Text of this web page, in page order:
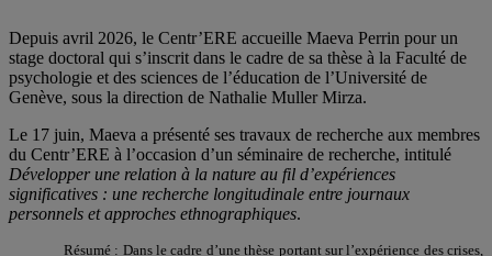
Depuis avril 2026, le Centr’ERE accueille Maeva Perrin pour un
stage doctoral qui s’inscrit dans le cadre de sa thèse à la Faculté de
psychologie et des sciences de l’éducation de l’Université de
Genève, sous la direction de Nathalie Muller Mirza.
Le 17 juin, Maeva a présenté ses travaux de recherche aux membres
du Centr’ERE à l’occasion d’un séminaire de recherche, intitulé
Développer une relation à la nature au fil d’expériences
significatives : une recherche longitudinale entre journaux
personnels et approches ethnographiques.
Résumé : Dans le cadre d’une thèse portant sur l’expérience des crises,